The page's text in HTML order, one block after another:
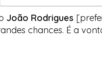
João Rodrigues
chances. É a